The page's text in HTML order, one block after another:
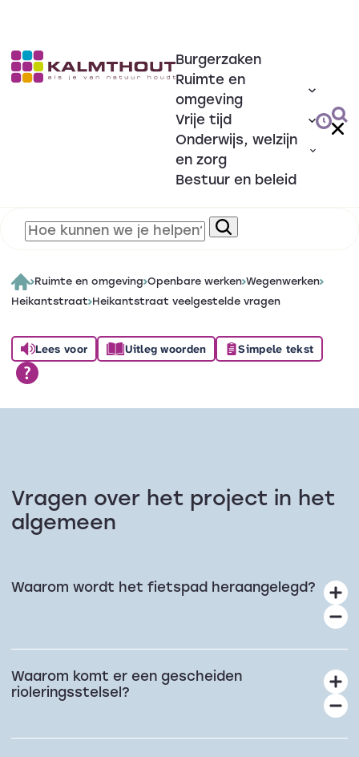
Burgerzaken
Ruimte en
omgeving
Vrije tijd
Onderwijs, welzijn
en zorg
Bestuur en beleid
Ruimte en omgeving Openbare werken Wegenwerken
Heikantstraat
Heikantstraat veelgestelde vragen
Lees voor Uitleg woorden Simpele tekst
Vragen over het project in het
algemeen
Waarom wordt het fietspad heraangelegd?
Waarom komt er een gescheiden
rioleringsstelsel?